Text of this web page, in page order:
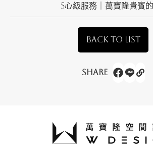
5心級服務｜萬寶隆貴賓
BACK TO LIST
Share